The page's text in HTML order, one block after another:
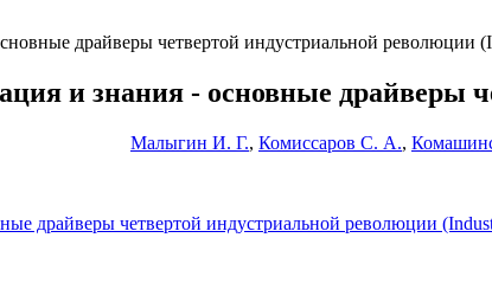
драйверы четвертой индустриальной революции
и знания - основные драйверы
Малыгин И. Г., Комиссаров С. А.,
драйверы четвертой индустриальной революции